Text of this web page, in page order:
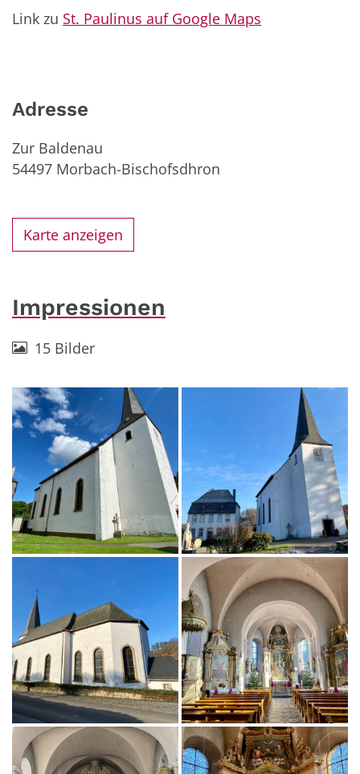
Link zu St. Paulinus auf Google Maps
Adresse
Zur Baldenau
54497 Morbach-Bischofsdhron
Karte anzeigen
Impressionen
15 Bilder